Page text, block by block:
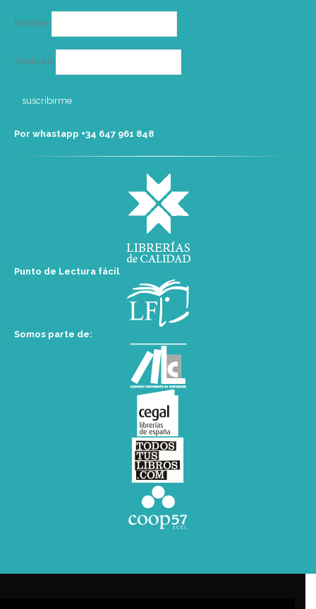
Nombre
Apellidos
Por whastapp +34 ‭647 961 848‬
Punto de Lectura fácil
Somos parte de: